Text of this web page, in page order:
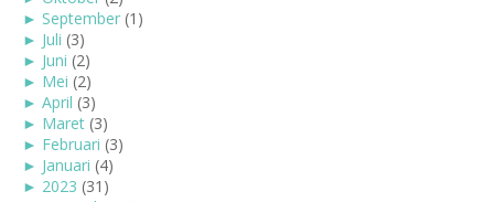
► September (1)
► Juli (3)
► Juni (2)
► Mei (2)
► April (3)
► Maret (3)
► Februari (3)
► Januari (4)
► 2023 (31)